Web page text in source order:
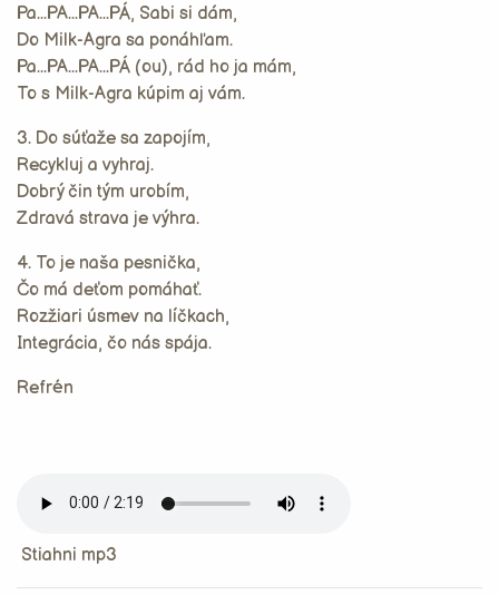
Pa...PA...PA...PÁ, Sabi si dám,
Do Milk-Agra sa ponáhľam.
Pa...PA...PA...PÁ (ou), rád ho ja mám,
To s Milk-Agra kúpim aj vám.
3. Do súťaže sa zapojím,
Recykluj a vyhraj.
Dobrý čin tým urobím,
Zdravá strava je výhra.
4. To je naša pesnička,
Čo má deťom pomáhať.
Rozžiari úsmev na líčkach,
Integrácia, čo nás spája.
Refrén
Stiahni mp3